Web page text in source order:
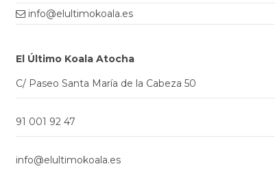
info@elultimokoala.es
El Último Koala Atocha
C/ Paseo Santa María de la Cabeza 50
91 001 92 47
info@elultimokoala.es